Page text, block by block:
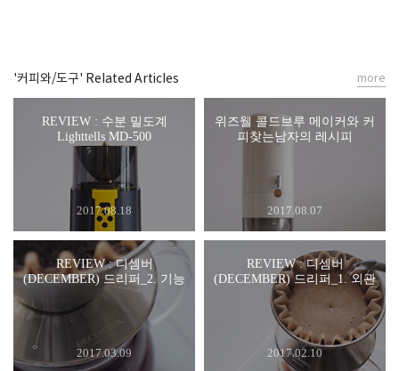
'커피와/도구' Related Articles
REVIEW : 수분 밀도계
Lighttells MD-500
2017.08.18
위즈웰 콜드브루 메이커와 커
피찾는남자의 레시피
2017.08.07
REVIEW : 디셈버
(DECEMBER) 드리퍼_2. 기능
2017.03.09
REVIEW : 디셈버
(DECEMBER) 드리퍼_1. 외관
2017.02.10
more